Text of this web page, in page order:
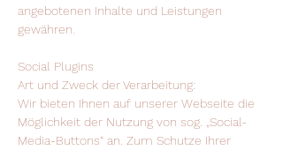
angebotenen Inhalte und Leistungen
gewähren.
Social Plugins
Art und Zweck der Verarbeitung:
Wir bieten Ihnen auf unserer Webseite die
Möglichkeit der Nutzung von sog. „Social-
Media-Buttons“ an. Zum Schutze Ihrer